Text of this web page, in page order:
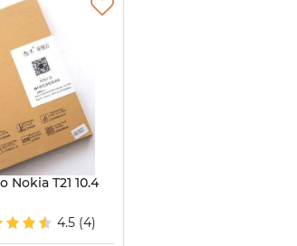
Nokia T21 10.4
4.5 (4)